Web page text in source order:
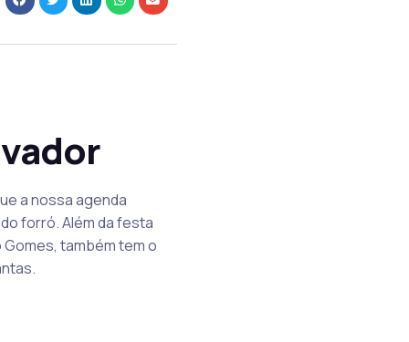
a nossa agenda
forró. Além da festa
Gomes, também tem o